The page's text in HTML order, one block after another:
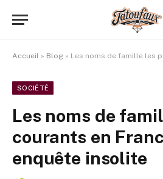
Accueil » Blog » Les noms de famille les plus
SOCIÉTÉ
Les noms de
courants en
enquête insolite